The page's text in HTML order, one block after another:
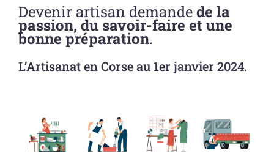
Devenir artisan demandede la
passion, du savoir-faire et une
bonne préparation.
L’Artisanat en Corse au 1er janvier 2024.